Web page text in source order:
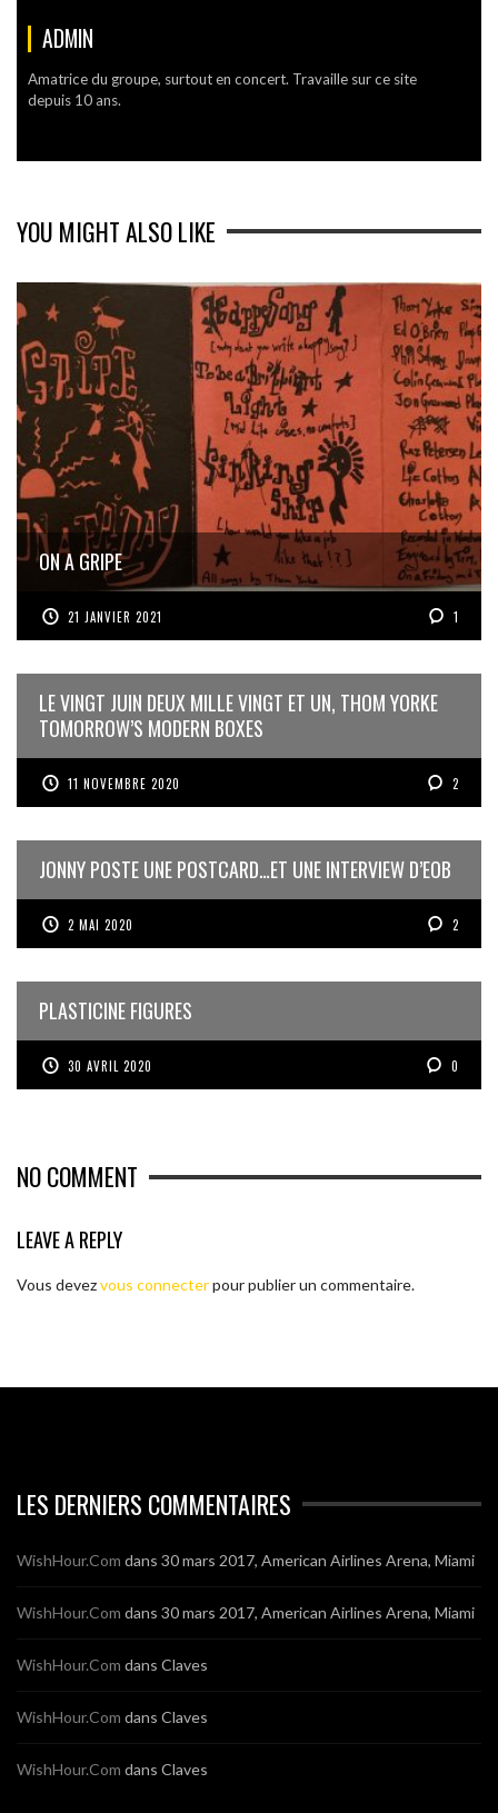
ADMIN
Amatrice du groupe, surtout en concert. Travaille sur ce site
depuis 10 ans.
YOU MIGHT ALSO LIKE
ON A GRIPE
21 JANVIER 2021 1
LE VINGT JUIN DEUX MILLE VINGT ET UN, THOM YORKE
TOMORROW’S MODERN BOXES
11 NOVEMBRE 2020 2
JONNY POSTE UNE POSTCARD…ET UNE INTERVIEW D’EOB
2 MAI 2020 2
PLASTICINE FIGURES
30 AVRIL 2020 0
NO COMMENT
LEAVE A REPLY
Vous devezvous connecterpour publier un commentaire.
LES DERNIERS COMMENTAIRES
WishHour.Com dans 30 mars 2017, American Airlines Arena, Miami
WishHour.Com dans 30 mars 2017, American Airlines Arena, Miami
WishHour.Com dans Claves
WishHour.Com dans Claves
WishHour.Com dans Claves